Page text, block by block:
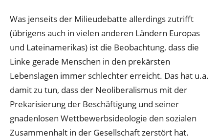
Was jenseits der Milieudebatte allerdings zutrifft
(übrigens auch in vielen anderen Ländern Europas
und Lateinamerikas) ist die Beobachtung, dass die
Linke gerade Menschen in den prekärsten
Lebenslagen immer schlechter erreicht. Das hat u.a.
damit zu tun, dass der Neoliberalismus mit der
Prekarisierung der Beschäftigung und seiner
gnadenlosen Wettbewerbsideologie den sozialen
Zusammenhalt in der Gesellschaft zerstört hat.